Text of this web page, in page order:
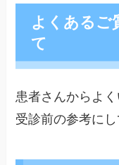
よくある
て
患者さんからよ
受診前の参考にし